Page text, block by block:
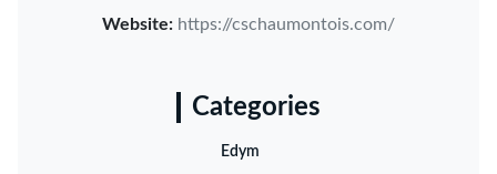
Website: https://cschaumontois.com/
Categories
Edym